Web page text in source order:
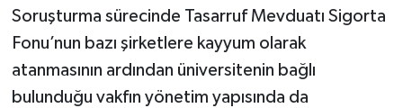
Soruşturma sürecinde Tasarruf Mevduatı Sigorta
Fonu’nun bazı şirketlere kayyum olarak
atanmasının ardından üniversitenin bağlı
bulunduğu vakfın yönetim yapısında da